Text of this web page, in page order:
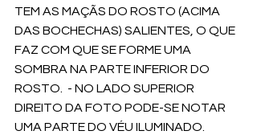
TEM AS MAÇÃS DO ROSTO (ACIMA
DAS BOCHECHAS) SALIENTES, O QUE
FAZ COM QUE SE FORME UMA
SOMBRA NA PARTE INFERIOR DO
ROSTO.  - NO LADO SUPERIOR
DIREITO DA FOTO PODE-SE NOTAR
UMA PARTE DO VÉU ILUMINADO.